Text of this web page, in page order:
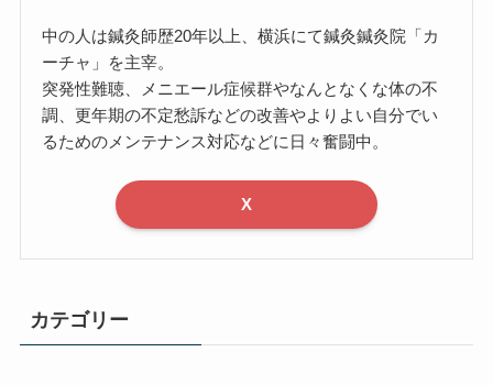
中の人は鍼灸師歴20年以上、横浜にて鍼灸鍼灸院「カ
ーチャ」を主宰。
突発性難聴、メニエール症候群やなんとなくな体の不
調、更年期の不定愁訴などの改善やよりよい自分でい
るためのメンテナンス対応などに日々奮闘中。
X
カテゴリー